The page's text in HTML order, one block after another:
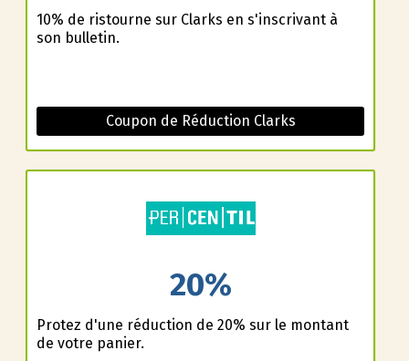
10% de ristourne sur Clarks en s'inscrivant à
son bulletin.
Coupon de Réduction Clarks
20%
Profitez d'une réduction de 20% sur le montant
de votre panier.